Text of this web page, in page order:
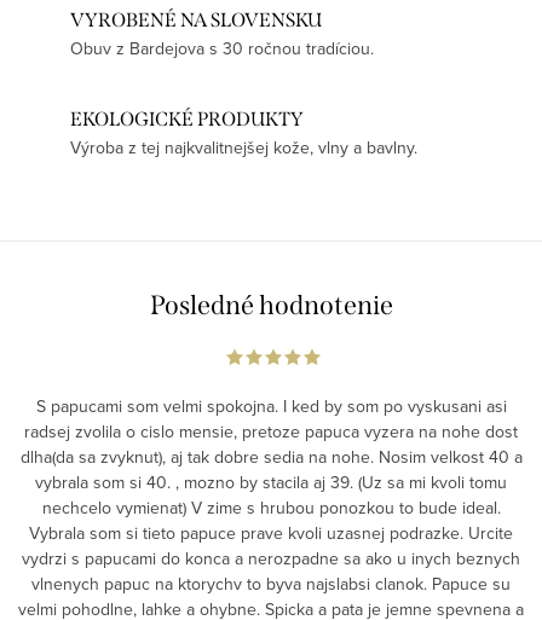
VYROBENÉ NA SLOVENSKU
Obuv z Bardejova s 30 ročnou tradíciou.
EKOLOGICKÉ PRODUKTY
Výroba z tej najkvalitnejšej kože, vlny a bavlny.
Posledné hodnotenie
S papucami som velmi spokojna. I ked by som po vyskusani asi
radsej zvolila o cislo mensie, pretoze papuca vyzera na nohe dost
dlha(da sa zvyknut), aj tak dobre sedia na nohe. Nosim velkost 40 a
vybrala som si 40. , mozno by stacila aj 39. (Uz sa mi kvoli tomu
nechcelo vymienat) V zime s hrubou ponozkou to bude ideal.
Vybrala som si tieto papuce prave kvoli uzasnej podrazke. Urcite
vydrzi s papucami do konca a nerozpadne sa ako u inych beznych
vlnenych papuc na ktorychv to byva najslabsi clanok. Papuce su
velmi pohodlne, lahke a ohybne. Spicka a pata je jemne spevnena a